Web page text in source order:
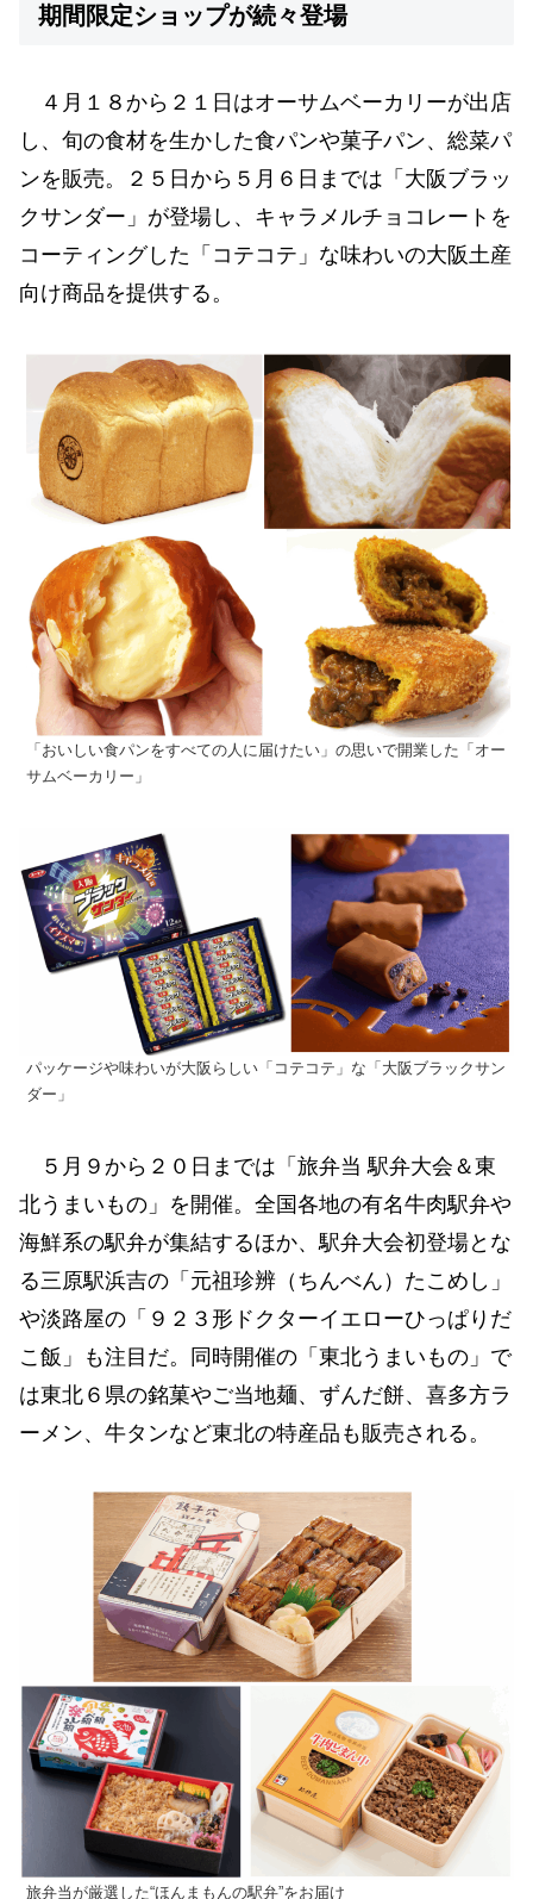
期間限定ショップが続々登場
４月１８から２１日はオーサムベーカリーが出店
し、旬の食材を生かした食パンや菓子パン、総菜パ
ンを販売。２５日から５月６日までは「大阪ブラッ
クサンダー」が登場し、キャラメルチョコレートを
コーティングした「コテコテ」な味わいの大阪土産
向け商品を提供する。
「おいしい食パンをすべての人に届けたい」の思いで開業した「オー
サムベーカリー」
パッケージや味わいが大阪らしい「コテコテ」な「大阪ブラックサン
ダー」
５月９から２０日までは「旅弁当 駅弁大会＆東
北うまいもの」を開催。全国各地の有名牛肉駅弁や
海鮮系の駅弁が集結するほか、駅弁大会初登場とな
る三原駅浜吉の「元祖珍辨（ちんべん）たこめし」
や淡路屋の「９２３形ドクターイエローひっぱりだ
こ飯」も注目だ。同時開催の「東北うまいもの」で
は東北６県の銘菓やご当地麺、ずんだ餅、喜多方ラ
ーメン、牛タンなど東北の特産品も販売される。
旅弁当が厳選した“ほんまもんの駅弁”をお届け